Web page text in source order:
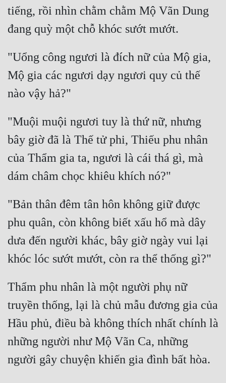
Võ Hiệp
Xuyên Không
Xuyên Nhanh
Xuyên Thư
Điền Văn
Đô Thị
Đông Phương Huyền Huyễn
Đồng Nhân
Cẩu Đạo Trường Sinh
Ngự Thú
Truyện Nam
Truyện Nữ
Vô Địch Lưu
Xây Dựng Thế Lực
tiếng, rồi nhìn chằm chằm Mộ Vãn Dung
"Uổng công ngươi là đích nữ của Mộ gia,
Mộ gia các ngươi dạy ngươi quy củ thế
"Muội muội ngươi tuy là thứ nữ, nhưng
bây giờ đã là Thế tử phi, Thiếu phu nhân
của Thẩm gia ta, ngươi là cái thá gì, mà
"Bản thân đêm tân hôn không giữ được
phu quân, còn không biết xấu hổ mà dây
dưa đến người khác, bây giờ ngày vui lại
Thẩm phu nhân là một người phụ nữ
truyền thống, lại là chủ mẫu đương gia của
Hầu phủ, điều bà không thích nhất chính là
những người như Mộ Vãn Ca, những